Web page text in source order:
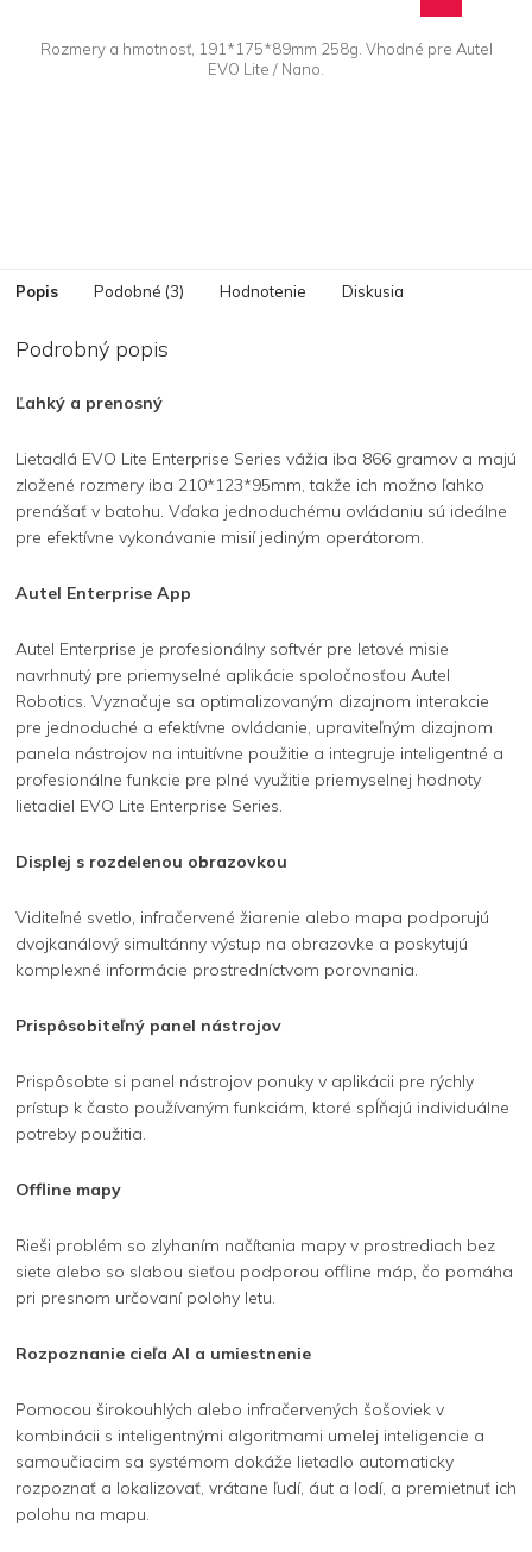
Rozmery a hmotnosť, 191*175*89mm 258g. Vhodné pre Autel
EVO Lite / Nano.
Popis Podobné (3) Hodnotenie Diskusia
Podrobný popis
Ľahký a prenosný
Lietadlá EVO Lite Enterprise Series vážia iba 866 gramov a majú
zložené rozmery iba 210*123*95mm, takže ich možno ľahko
prenášať v batohu. Vďaka jednoduchému ovládaniu sú ideálne
pre efektívne vykonávanie misií jediným operátorom.
Autel Enterprise App
Autel Enterprise je profesionálny softvér pre letové misie
navrhnutý pre priemyselné aplikácie spoločnosťou Autel
Robotics. Vyznačuje sa optimalizovaným dizajnom interakcie
pre jednoduché a efektívne ovládanie, upraviteľným dizajnom
panela nástrojov na intuitívne použitie a integruje inteligentné a
profesionálne funkcie pre plné využitie priemyselnej hodnoty
lietadiel EVO Lite Enterprise Series.
Displej s rozdelenou obrazovkou
Viditeľné svetlo, infračervené žiarenie alebo mapa podporujú
dvojkanálový simultánny výstup na obrazovke a poskytujú
komplexné informácie prostredníctvom porovnania.
Prispôsobiteľný panel nástrojov
Prispôsobte si panel nástrojov ponuky v aplikácii pre rýchly
prístup k často používaným funkciám, ktoré spĺňajú individuálne
potreby použitia.
Offline mapy
Rieši problém so zlyhaním načítania mapy v prostrediach bez
siete alebo so slabou sieťou podporou offline máp, čo pomáha
pri presnom určovaní polohy letu.
Rozpoznanie cieľa AI a umiestnenie
Pomocou širokouhlých alebo infračervených šošoviek v
kombinácii s inteligentnými algoritmami umelej inteligencie a
samoučiacim sa systémom dokáže lietadlo automaticky
rozpoznať a lokalizovať, vrátane ľudí, áut a lodí, a premietnuť ich
polohu na mapu.